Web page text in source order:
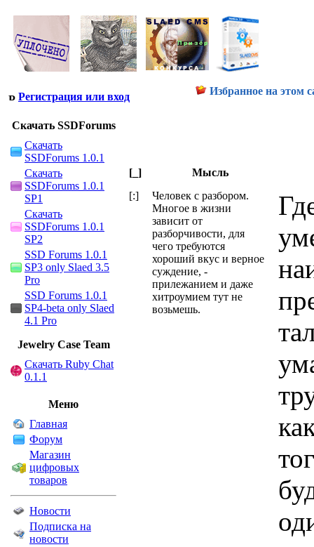
Регистрация или вход Избранное на этом
Скачать SSDForums
Скачать
SSDForums 1.0.1
Скачать
SSDForums 1.0.1
SP1
Скачать
SSDForums 1.0.1
SP2
SSD Forums 1.0.1
SP3 only Slaed 3.5
Pro
SSD Forums 1.0.1
SP4-beta only Slaed
4.1 Pro
Jewelry Сase Team
Скачать Ruby Chat
0.1.1
Меню
Главная
Форум
Магазин
цифровых
товаров
Новости
Подписка на
новости
[_]
Мысль
[:]
Человек с разбором.
Многое в жизни
зависит от
разборчивости, для
чего требуются
хороший вкус и верное
суждение, -
прилежанием и даже
хитроумием тут не
возьмешь.